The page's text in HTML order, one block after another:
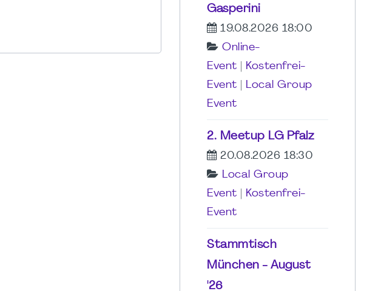
Gasperini
19.08.2026 18:00
Online-
Event
Kostenfrei-
Event
Local Group
Event
2. Meetup LG Pfalz
20.08.2026 18:30
Local Group
Event
Kostenfrei-
Event
Stammtisch
München - August
'26